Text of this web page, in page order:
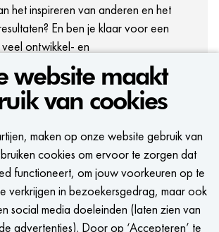
website maakt
van cookies
maken op onze website gebruik van
cookies om ervoor te zorgen dat
functioneert, om jouw voorkeuren op te
verkrijgen in bezoekersgedrag, maar ook
social media doeleinden (laten zien van
advertenties). Door op ‘Accepteren’ te
het inspireren van anderen en het
En ben je klaar voor een
ontwikkel- en
Haal dan alles uit de kast als
Manager bij WE Fashion en take the
MEER VACATURES